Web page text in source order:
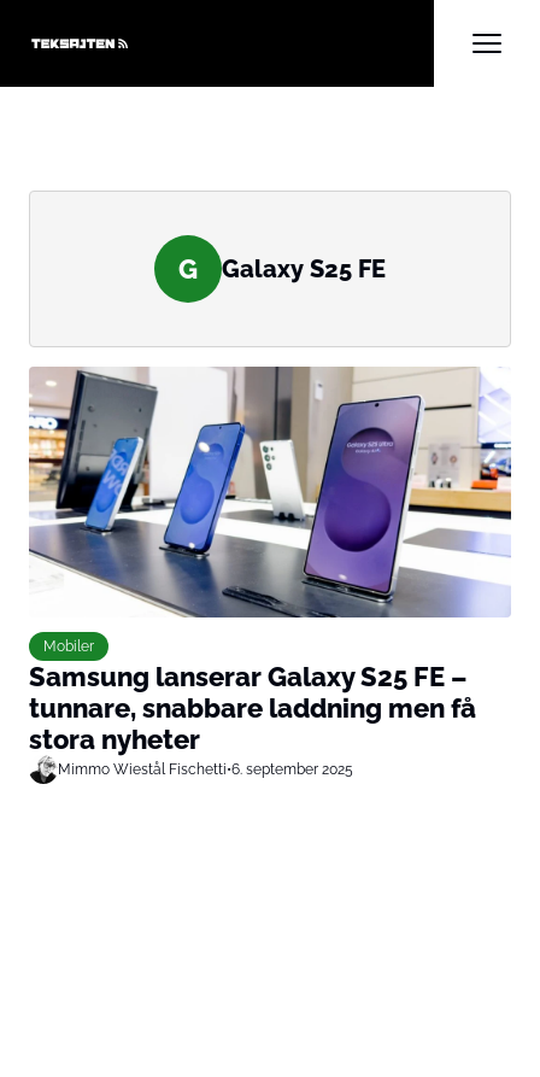
G Galaxy S25 FE
Mobiler
Samsung lanserar Galaxy S25 FE –
tunnare, snabbare laddning men få
stora nyheter
Mimmo Wiestål Fischetti•6. september 2025